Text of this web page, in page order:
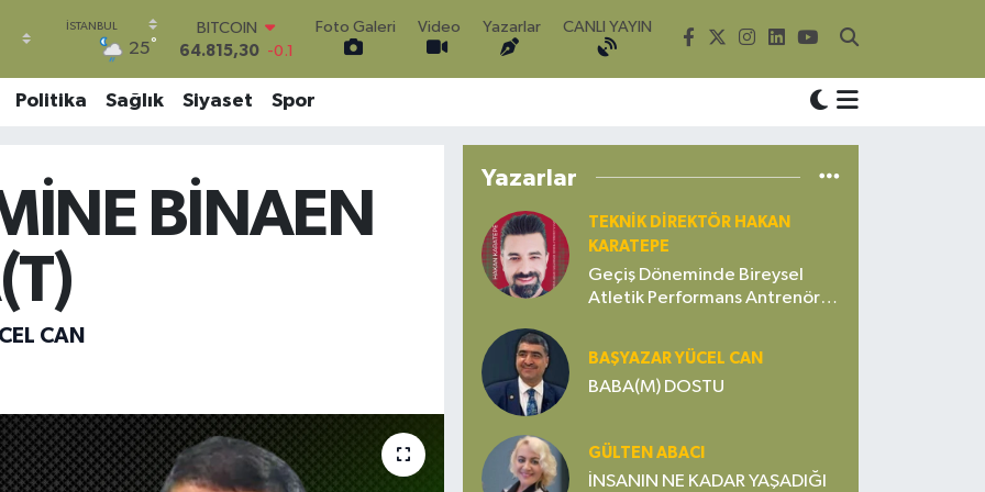
25°
DOLAR
47,7436 0.18
EURO
55,2510
0.32
6660.55
0
BİST100
13.779 -14
Foto Galeri Video Yazarlar CANLI YAYIN
Politika Sağlık Siyaset Spor
BİNAEN
CAN
Yazarlar
TEKNIK DIREKTÖR HAKAN
KARATEPE
Geçiş Döneminde Bireysel
Atletik Performans Antrenörü
BAŞYAZAR YÜCEL CAN
BABA(M) DOSTU
GÜLTEN ABACI
İNSANIN NE KADAR YAŞADIĞI